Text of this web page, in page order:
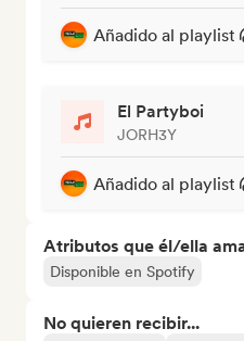
Añadido al playlist
El Partyboi
JORH3Y
Añadido al playlist
Atributos que él/ella
Disponible en Spotify
No quieren recibir...